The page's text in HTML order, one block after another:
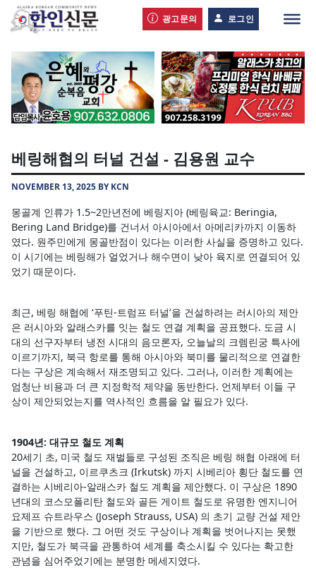
광고문의 로그인
베링해협의 터널 건설 - 김용원 교수
NOVEMBER 13, 2025 BY KCN
몽골계 인류가 1.5~2만년전에 베링지아 (베링육교: Beringia,
Bering Land Bridge)를 건너서 아시아에서 아메리카까지 이동하
였다. 원주민에게 몽골반점이 있다는 이러한 사실을 증명하고 있다.
이 시기에는 베링해가 얼었거나 해수면이 낮아 육지로 연결되어 있
었기 때문이다.
최근, 베링 해협에 ‘푸틴-트럼프 터널’을 건설하려는 러시아의 제안
은 러시아와 알래스카를 잇는 철도 연결 계획을 공표했다. 도금 시
대의 선구자부터 냉전 시대의 음모론자, 오늘날의 크렘린궁 특사에
이르기까지, 북극 항로를 통해 아시아와 북미를 물리적으로 연결한
다는 구상은 계속해서 재조명되고 있다. 그러나, 이러한 계획에는
엄청난 비용과 더 큰 지정학적 제약을 동반한다. 언제부터 이들 구
상이 제안되었는지를 역사적인 흐름을 알 필요가 있다.
1904년: 대규모 철도 계획
20세기 초, 미국 철도 재벌들로 구성된 조직은 베링 해협 아래에 터
널을 건설하고, 이르쿠츠크 (Irkutsk) 까지 시베리아 횡단 철도를 연
결하는 시베리아-알래스카 철도 계획을 제안했다. 이 구상은 1890
년대의 코스모폴리탄 철도와 골든 게이트 철도로 유명한 엔지니어
요제프 슈트라우스 (Joseph Strauss, USA) 의 초기 교량 건설 제안
을 기반으로 했다. 그 어떤 것도 구상이나 계획을 벗어나지는 못했
지만, 철도가 북극을 관통하여 세계를 축소시킬 수 있다는 확고한
관념을 심어주었기에는 분명한 메세지였다.